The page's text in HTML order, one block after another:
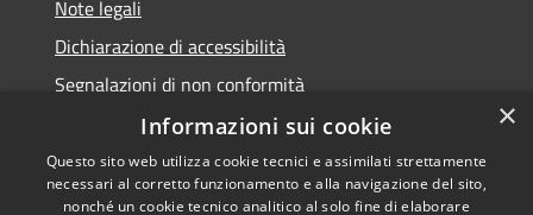
Note legali
Dichiarazione di accessibilità
Segnalazioni di non conformità
Copyright © 2026 • Comune di
×
Informazioni sui cookie
Questo sito web utilizza cookie tecnici e assimilati strettamente
necessari al corretto funzionamento e alla navigazione del sito,
nonché un cookie tecnico analitico al solo fine di elaborare